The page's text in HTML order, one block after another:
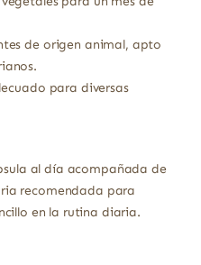
de origen animal, apto
para diversas
al día acompañada de
recomendada para
en la rutina diaria.